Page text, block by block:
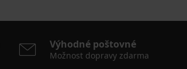
Výhodné poštovné
Možnost dopravy zdarma